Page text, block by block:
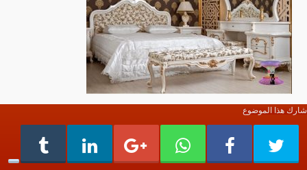
شارك هذا الموضوع